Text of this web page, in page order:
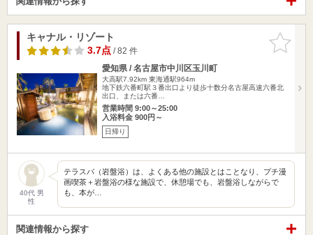
お気に入
りに追加
キャナル・リゾート
3.7点/ 82 件
愛知県 / 名古屋市中川区玉川町
大高駅7.92km 東海通駅964m
地下鉄六番町駅３番出口より徒歩十数分名古屋高速六番北
出口、または六番…
営業時間 9:00～25:00
入浴料金 900円～
日帰り
40代 男
性
テラスパ（岩盤浴）は、よくある他の施設とはことなり、プチ漫
画喫茶＋岩盤浴の様な施設で、休憩場でも、岩盤浴しながらで
も、本が…
関連情報から探す